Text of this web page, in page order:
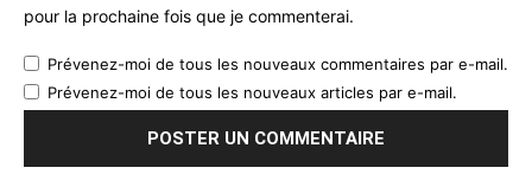
pour la prochaine fois que je commenterai.
Prévenez-moi de tous les nouveaux commentaires par e-mail.
Prévenez-moi de tous les nouveaux articles par e-mail.